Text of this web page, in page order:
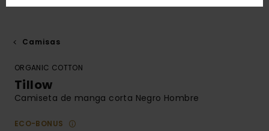
Camisas
ORGANIC COTTON
Tillow
Camiseta de manga corta Negro Hombre
ECO-BONUS